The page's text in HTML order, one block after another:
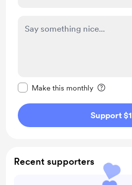
Make this monthly
Support $1
Recent supporters